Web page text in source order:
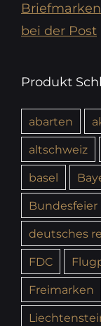
bei der Post
Produkt
abarten
altschweiz
basel
Bundesfeier
deutsches
FDC
Freimarken